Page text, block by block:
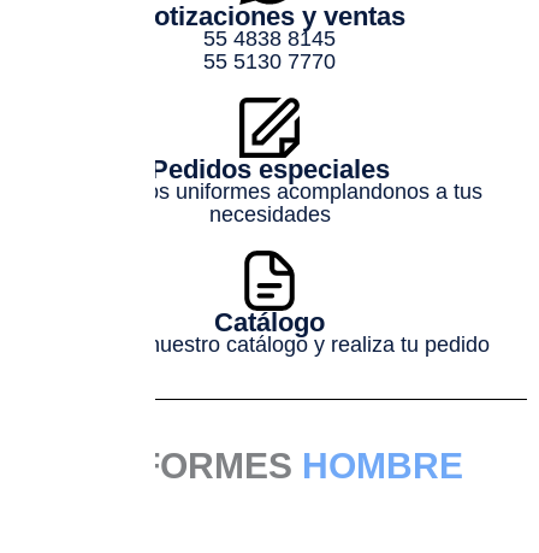
Cotizaciones y ventas
55 4838 8145
55 5130 7770
Pedidos especiales
Fabricamos uniformes acomplandonos a tus
necesidades
Catálogo
Descarga nuestro catálogo y realiza tu pedido
UNIFORMES HOMBRE